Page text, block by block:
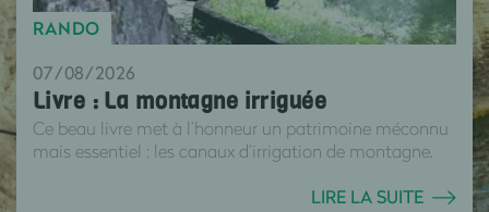
RANDO
07/08/2026
Livre : La montagne irriguée
Ce beau livre met à l’honneur un patrimoine méconnu
mais essentiel : les canaux d’irrigation de montagne.
LIRE LA SUITE